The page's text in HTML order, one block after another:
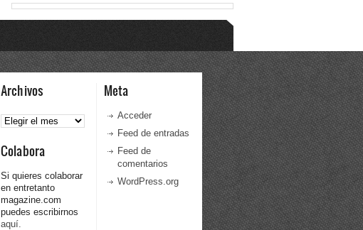
Archivos
Archivos
Colabora
Si quieres colaborar
en entretanto
magazine.com
puedes escribirnos
aquí.
Meta
Acceder
Feed de entradas
Feed de
comentarios
WordPress.org